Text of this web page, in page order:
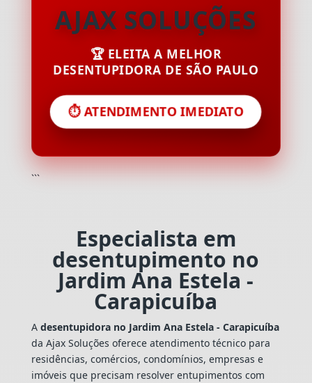
AJAX SOLUÇÕES
🏆 ELEITA A MELHOR
DESENTUPIDORA DE SÃO PAULO
⏱️ ATENDIMENTO IMEDIATO
```
Especialista em
desentupimento no
Jardim Ana Estela -
Carapicuíba
A desentupidora no Jardim Ana Estela - Carapicuíba
da Ajax Soluções oferece atendimento técnico para
residências, comércios, condomínios, empresas e
imóveis que precisam resolver entupimentos com